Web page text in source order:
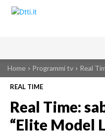
Home Programmi tv Real
REAL TIME
Real Time:
“Elite Model